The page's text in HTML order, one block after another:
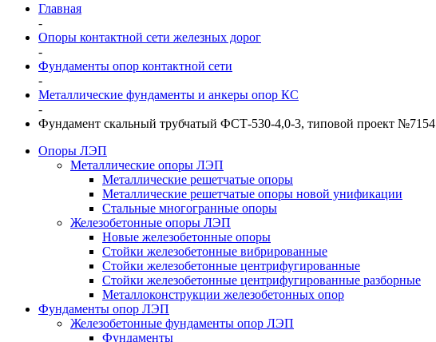
Главная
-
Опоры контактной сети железных дорог
-
Фундаменты опор контактной сети
-
Металлические фундаменты и анкеры опор КС
-
Фундамент скальный трубчатый ФСТ-530-4,0-3, типовой проект №7154
Опоры ЛЭП
Металлические опоры ЛЭП
Металлические решетчатые опоры
Металлические решетчатые опоры новой унификации
Стальные многогранные опоры
Железобетонные опоры ЛЭП
Новые железобетонные опоры
Стойки железобетонные вибрированные
Стойки железобетонные центрифугированные
Стойки железобетонные центрифугированные разборные
Металлоконструкции железобетонных опор
Фундаменты опор ЛЭП
Железобетонные фундаменты опор ЛЭП
Фундаменты